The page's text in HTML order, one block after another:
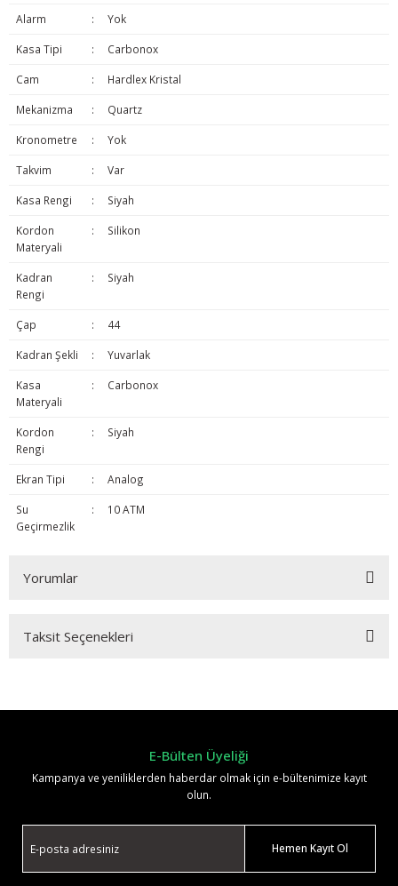
Alarm : Yok
Kasa Tipi : Carbonox
Cam : Hardlex Kristal
Mekanizma : Quartz
Kronometre : Yok
Takvim : Var
Kasa Rengi : Siyah
Kordon
Materyali
: Silikon
Kadran
Rengi
: Siyah
Çap : 44
Kadran Şekli : Yuvarlak
Kasa
Materyali
: Carbonox
Kordon
Rengi
: Siyah
Ekran Tipi : Analog
Su
Geçirmezlik
: 10 ATM
Yorumlar
Taksit Seçenekleri
E-Bülten Üyeliği
Kampanya ve yeniliklerden haberdar olmak için e-bültenimize kayıt
olun.
Hemen Kayıt Ol